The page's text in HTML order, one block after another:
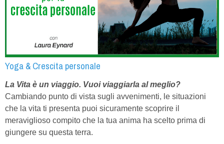
Yoga & Crescita personale
La Vita è un viaggio. Vuoi viaggiarla al meglio?
Cambiando punto di vista sugli avvenimenti, le situazioni
che la vita ti presenta puoi sicuramente scoprire il
meraviglioso compito che la tua anima ha scelto prima di
giungere su questa terra.